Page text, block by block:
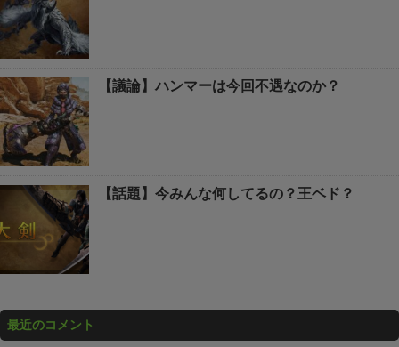
【議論】ハンマーは今回不遇なのか？
【話題】今みんな何してるの？王ベド？
最近のコメント